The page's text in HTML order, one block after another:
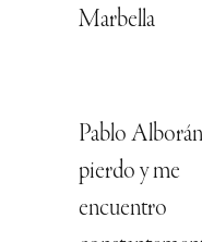
Marbella
Pablo
pierdo y me
encuentro